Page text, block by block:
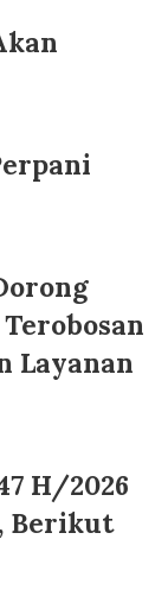
Layanan
H/2026
Berikut